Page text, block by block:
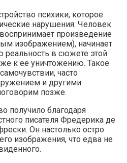
психики, которое
нарушения. Человек
произведение
изображением), начинает
реальность в сюжете этой
к ее уничтожению. Такое
часто
и другими
позже.
получило благодаря
писателя Фредерика де
Он настолько остро
изображения, что едва не